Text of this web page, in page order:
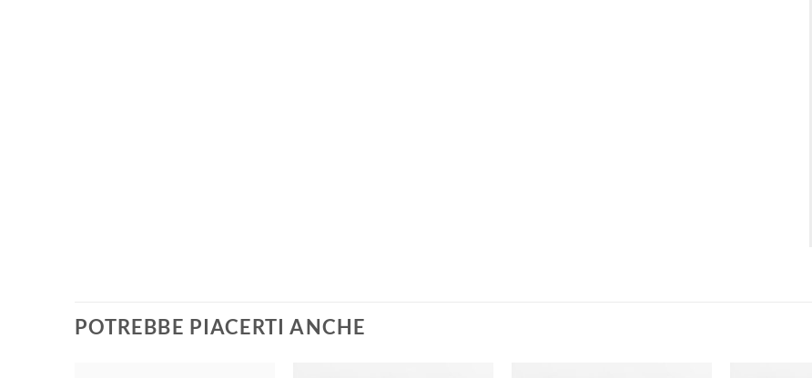
POTREBBE PIACERTI ANCHE